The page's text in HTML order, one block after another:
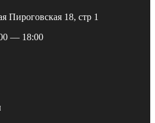
Пироговская 18, стр 1
— 18:00